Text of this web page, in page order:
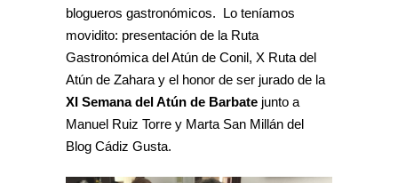
blogueros gastronómicos. Lo teníamos
movidito: presentación de la Ruta
Gastronómica del Atún de Conil, X Ruta del
Atún de Zahara y el honor de ser jurado de la
XI Semana del Atún de Barbate junto a
Manuel Ruiz Torre y Marta San Millán del
Blog Cádiz Gusta.